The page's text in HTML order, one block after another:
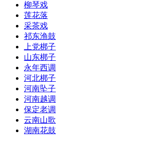
柳琴戏
莲花落
采茶戏
祁东渔鼓
上党梆子
山东梆子
永年西调
河北梆子
河南坠子
河南越调
保定老调
云南山歌
湖南花鼓